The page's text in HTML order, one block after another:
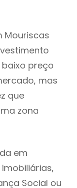
Mouriscas
preço
mas
que
zona
em
Social ou